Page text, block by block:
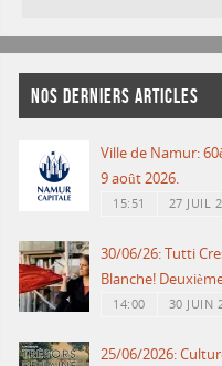
NOS DERNIERS ARTICLES
Ville de Namur:
9 août 2026.
15:51 27 JUIL
30/06/26: Tutti
Blanche!
14:00 30 JUIN
25/06/2026: